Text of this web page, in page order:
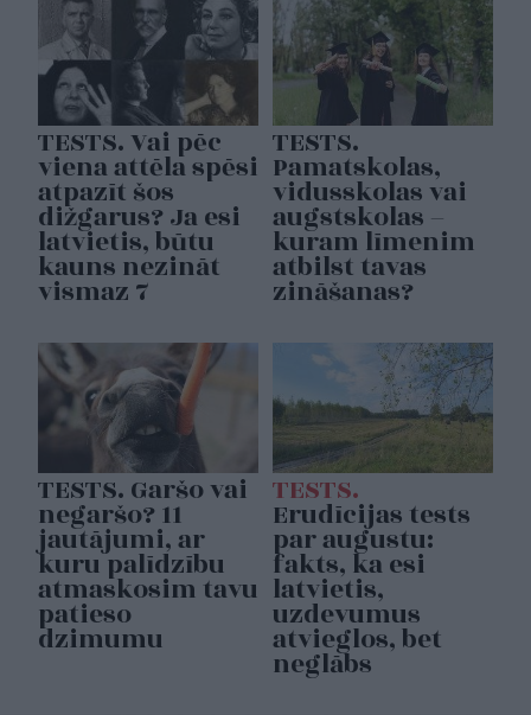
TESTS. Vai pēc
viena attēla spēsi
atpazīt šos
dižgarus? Ja esi
latvietis, būtu
kauns nezināt
vismaz 7
TESTS.
Pamatskolas,
vidusskolas vai
augstskolas –
kuram līmenim
atbilst tavas
zināšanas?
TESTS. Garšo vai
negaršo? 11
jautājumi, ar
kuru palīdzību
atmaskosim tavu
patieso
dzimumu
TESTS.
Erudīcijas tests
par augustu:
fakts, ka esi
latvietis,
uzdevumus
atvieglos, bet
neglābs